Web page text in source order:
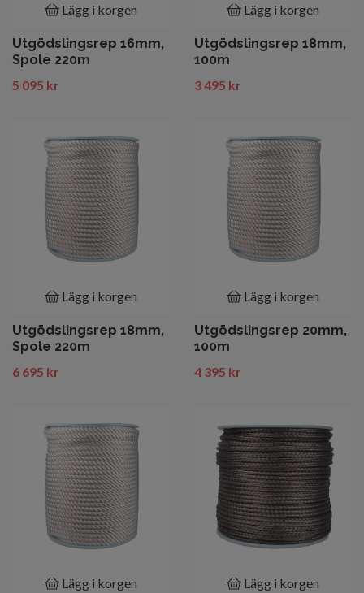
Lägg i korgen
Utgödslingsrep 16mm,
Spole 220m
5 095 kr
Lägg i korgen
Utgödslingsrep 18mm,
100m
3 495 kr
Lägg i korgen
Utgödslingsrep 18mm,
Spole 220m
6 695 kr
Lägg i korgen
Utgödslingsrep 20mm,
100m
4 395 kr
Lägg i korgen Lägg i korgen